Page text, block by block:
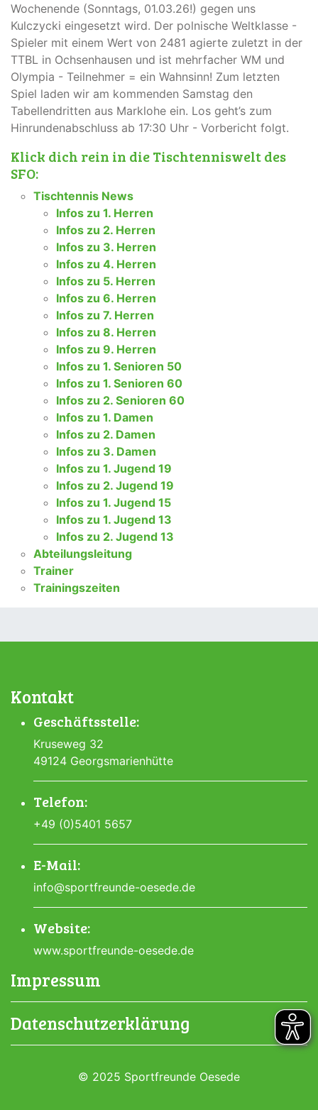
Wochenende (Sonntags, 01.03.26!) gegen uns
Kulczycki eingesetzt wird. Der polnische Weltklasse -
Spieler mit einem Wert von 2481 agierte zuletzt in der
TTBL in Ochsenhausen und ist mehrfacher WM und
Olympia - Teilnehmer = ein Wahnsinn! Zum letzten
Spiel laden wir am kommenden Samstag den
Tabellendritten aus Marklohe ein. Los geht’s zum
Hinrundenabschluss ab 17:30 Uhr - Vorbericht folgt.
Klick dich rein in die Tischtenniswelt des
SFO:
Tischtennis News
Infos zu 1. Herren
Infos zu 2. Herren
Infos zu 3. Herren
Infos zu 4. Herren
Infos zu 5. Herren
Infos zu 6. Herren
Infos zu 7. Herren
Infos zu 8. Herren
Infos zu 9. Herren
Infos zu 1. Senioren 50
Infos zu 1. Senioren 60
Infos zu 2. Senioren 60
Infos zu 1. Damen
Infos zu 2. Damen
Infos zu 3. Damen
Infos zu 1. Jugend 19
Infos zu 2. Jugend 19
Infos zu 1. Jugend 15
Infos zu 1. Jugend 13
Infos zu 2. Jugend 13
Abteilungsleitung
Trainer
Trainingszeiten
Kontakt
Geschäftsstelle:
Kruseweg 32
49124 Georgsmarienhütte
Telefon:
+49 (0)5401 5657
E-Mail:
info@sportfreunde-oesede.de
Website:
www.sportfreunde-oesede.de
Impressum
Datenschutzerklärung
© 2025 Sportfreunde Oesede